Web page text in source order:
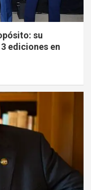
su
ediciones en